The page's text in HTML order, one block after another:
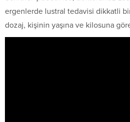
ergenlerde lustral tedavisi dikkatli
dozaj, kişinin yaşına ve kilosuna